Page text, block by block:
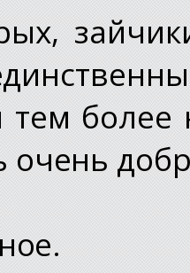
более
очень